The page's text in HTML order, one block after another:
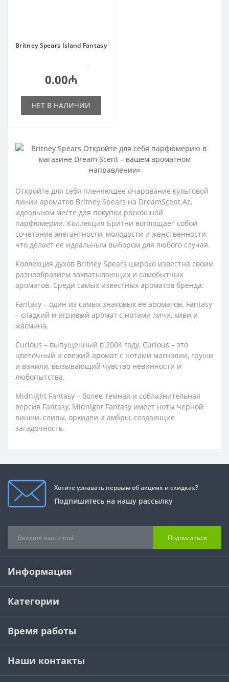
Britney Spears Island Fantasy
0.00₼
НЕТ В НАЛИЧИИ
Откройте для себя пленяющее очарование культовой
линии ароматов Britney Spears на DreamScent.Az,
идеальном месте для покупки роскошной
парфюмерии. Коллекция Бритни воплощает собой
сочетание элегантности, молодости и женственности,
что делает ее идеальным выбором для любого случая.
Коллекция духов Britney Spears широко известна своим
разнообразием захватывающих и самобытных
ароматов. Среди самых известных ароматов бренда:
Fantasy – один из самых знаковых ее ароматов. Fantasy
– сладкий и игривый аромат с нотами личи, киви и
жасмина.
Curious – выпущенный в 2004 году, Curious – это
цветочный и свежий аромат с нотами магнолии, груши
и ванили, вызывающий чувство невинности и
любопытства.
Midnight Fantasy – более темная и соблазнительная
версия Fantasy, Midnight Fantasy имеет ноты черной
вишни, сливы, орхидеи и амбры, создающие
загадочность.
Хотите узнавать первым об акциях и скидках?
Подпишитесь на нашу рассылку
Подписаться
Информация
Категории
Время работы
Наши контакты